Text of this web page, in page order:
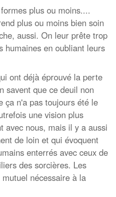
plus ou moins....
plus ou moins bien soin
aussi. On leur prête trop
humaines en oubliant leurs
ont déjà éprouvé la perte
savent que ce deuil non
ça n'a pas toujours été le
une vision plus
avec nous, mais il y a aussi
de loin et qui évoquent
enterrés avec ceux de
des sorcières. Les
nécessaire à la